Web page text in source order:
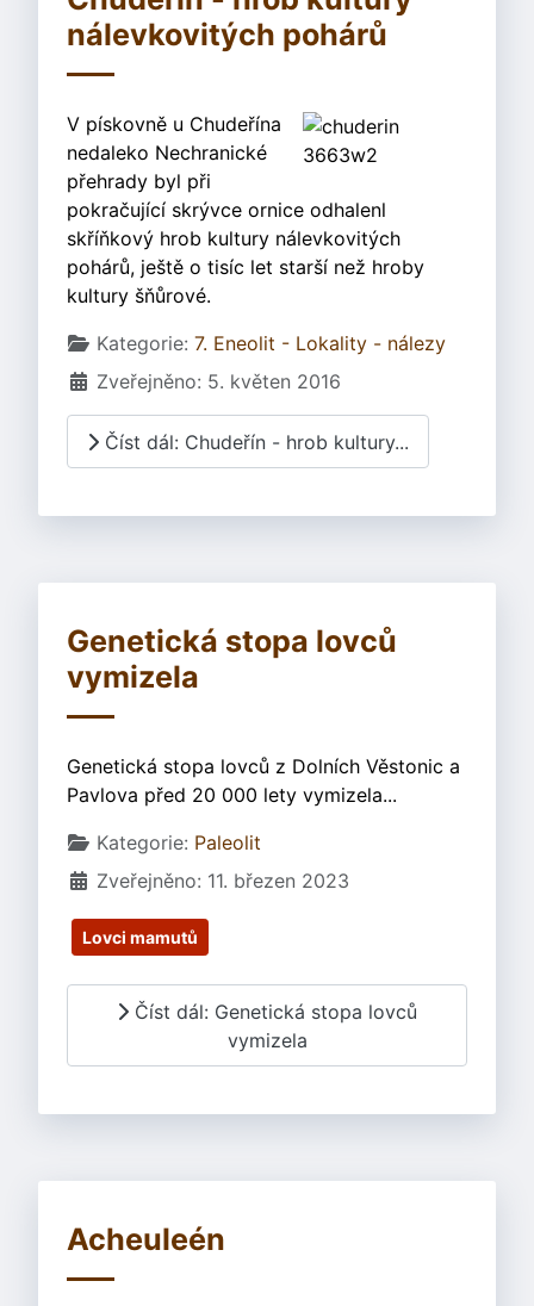
nálevkovitých pohárů
V pískovně u Chudeřína
nedaleko Nechranické
přehrady byl při
pokračující skrývce ornice odhalenl
skříňkový hrob kultury nálevkovitých
pohárů, ještě o tisíc let starší než hroby
kultury šňůrové.
Základní údaje
Kategorie: 7. Eneolit - Lokality - nálezy
Zveřejněno: 5. květen 2016
Číst dál: Chudeřín - hrob kultury...
Genetická stopa lovců
vymizela
Genetická stopa lovců z Dolních Věstonic a
Pavlova před 20 000 lety vymizela...
Základní údaje
Kategorie: Paleolit
Zveřejněno: 11. březen 2023
Lovci mamutů
Číst dál: Genetická stopa lovců
vymizela
Acheuleén